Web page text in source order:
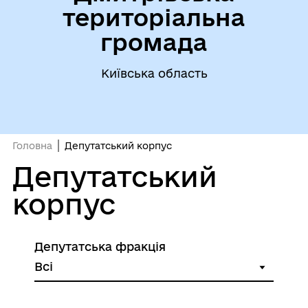
територіальна
громада
Київська область
Головна Депутатський корпус
Депутатський
корпус
Депутатська фракція